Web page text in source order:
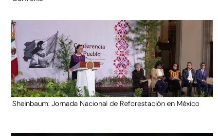
Sheinbaum: Jornada Nacional de Reforestación en México